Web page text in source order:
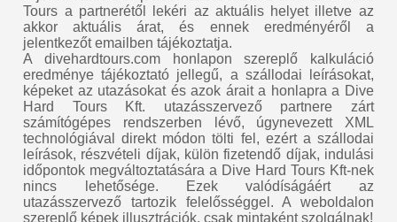
Tours a partnerétől lekéri az aktuális helyet illetve az
akkor aktuális árat, és ennek eredményéről a
jelentkezőt emailben tájékoztatja.
A divehardtours.com honlapon szereplő kalkuláció
eredménye tájékoztató jellegű, a szállodai leírásokat,
képeket az utazásokat és azok árait a honlapra a Dive
Hard Tours Kft. utazásszervező partnere zárt
számítógépes rendszerben lévő, úgynevezett XML
technológiával direkt módon tölti fel, ezért a szállodai
leírások, részvételi díjak, külön fizetendő díjak, indulási
időpontok megváltoztatására a Dive Hard Tours Kft-nek
nincs lehetősége. Ezek valódíságáért az
utazásszervező tartozik felelősséggel. A weboldalon
szereplő képek illusztrációk, csak mintaként szolgálnak!